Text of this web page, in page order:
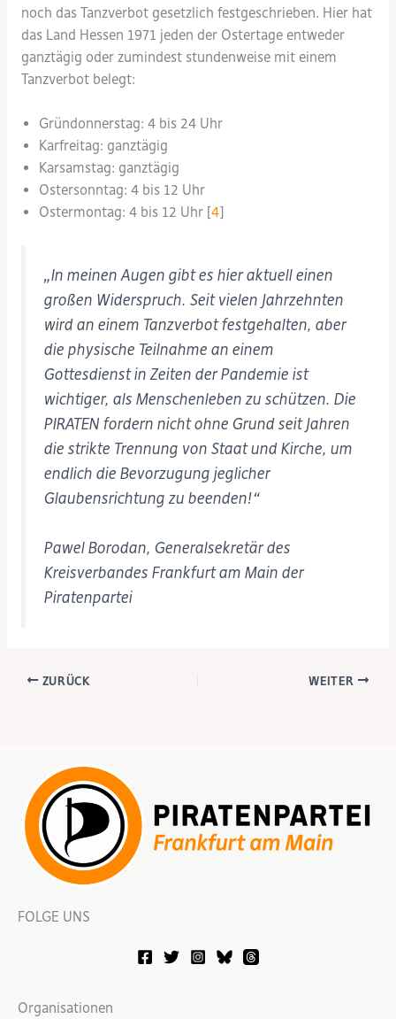
noch das Tanzverbot gesetzlich festgeschrieben. Hier hat
das Land Hessen 1971 jeden der Ostertage entweder
ganztägig oder zumindest stundenweise mit einem
Tanzverbot belegt:
Gründonnerstag: 4 bis 24 Uhr
Karfreitag: ganztägig
Karsamstag: ganztägig
Ostersonntag: 4 bis 12 Uhr
Ostermontag: 4 bis 12 Uhr [4]
„In meinen Augen gibt es hier aktuell einen
großen Widerspruch. Seit vielen Jahrzehnten
wird an einem Tanzverbot festgehalten, aber
die physische Teilnahme an einem
Gottesdienst in Zeiten der Pandemie ist
wichtiger, als Menschenleben zu schützen. Die
PIRATEN fordern nicht ohne Grund seit Jahren
die strikte Trennung von Staat und Kirche, um
endlich die Bevorzugung jeglicher
Glaubensrichtung zu beenden!“
Pawel Borodan, Generalsekretär des
Kreisverbandes Frankfurt am Main der
Piratenpartei
ZURÜCK WEITER
FOLGE UNS
Organisationen